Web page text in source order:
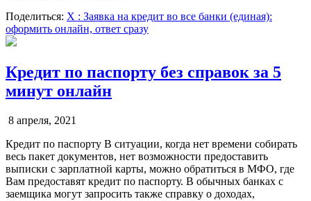
Поделиться: X : Заявка на кредит во все банки (единая):
оформить онлайн, ответ сразу
Кредит по паспорту без справок за 5
минут онлайн
8 апреля, 2021
Кредит по паспорту В ситуации, когда нет времени собирать
весь пакет документов, нет возможности предоставить
выписки с зарплатной карты, можно обратиться в МФО, где
Вам предоставят кредит по паспорту. В обычных банках с
заемщика могут запросить также справку о доходах,